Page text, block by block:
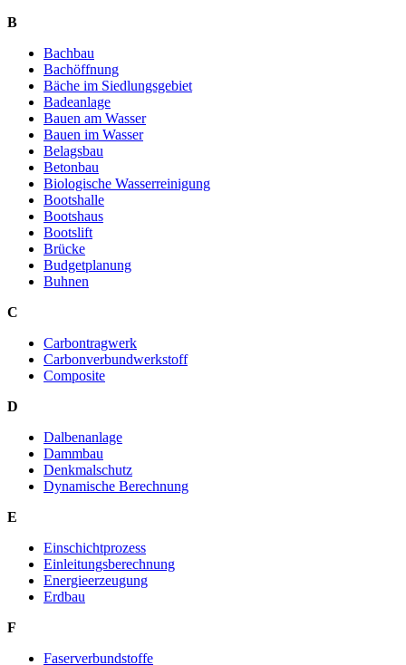
B
Bachbau
Bachöffnung
Bäche im Siedlungsgebiet
Badeanlage
Bauen am Wasser
Bauen im Wasser
Belagsbau
Betonbau
Biologische Wasserreinigung
Bootshalle
Bootshaus
Bootslift
Brücke
Budgetplanung
Buhnen
C
Carbontragwerk
Carbonverbundwerkstoff
Composite
D
Dalbenanlage
Dammbau
Denkmalschutz
Dynamische Berechnung
E
Einschichtprozess
Einleitungsberechnung
Energieerzeugung
Erdbau
F
Faserverbundstoffe